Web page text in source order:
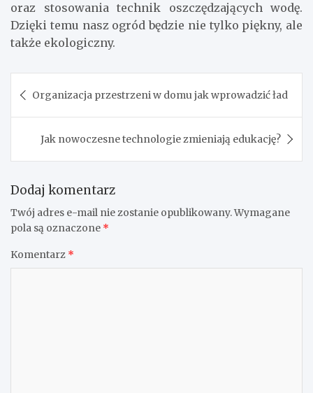
oraz stosowania technik oszczędzających wodę.
Dzięki temu nasz ogród będzie nie tylko piękny, ale
także ekologiczny.
wpisu
Organizacja przestrzeni w domu jak wprowadzić ład
Jak nowoczesne technologie zmieniają edukację?
Dodaj komentarz
Twój adres e-mail nie zostanie opublikowany.Wymagane
pola są oznaczone *
Komentarz *